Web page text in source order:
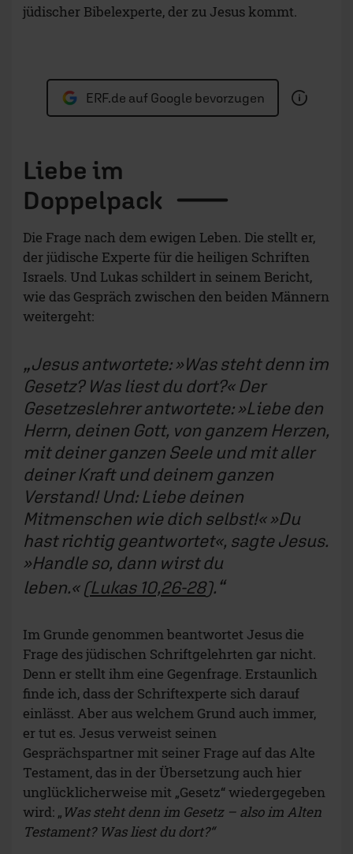
jüdischer Bibelexperte, der zu Jesus kommt.
ERF.de auf Google bevorzugen
Liebe im
Doppelpack
Die Frage nach dem ewigen Leben. Die stellt er,
der jüdische Experte für die heiligen Schriften
Israels. Und Lukas schildert in seinem Bericht,
wie das Gespräch zwischen den beiden Männern
weitergeht:
Jesus antwortete: »Was steht denn im
Gesetz? Was liest du dort?« Der
Gesetzeslehrer antwortete: »Liebe den
Herrn, deinen Gott, von ganzem Herzen,
mit deiner ganzen Seele und mit aller
deiner Kraft und deinem ganzen
Verstand! Und: Liebe deinen
Mitmenschen wie dich selbst!« »Du
hast richtig geantwortet«, sagte Jesus.
»Handle so, dann wirst du
leben.«(Lukas 10,26-28).
Im Grunde genommen beantwortet Jesus die
Frage des jüdischen Schriftgelehrten gar nicht.
Denn er stellt ihm eine Gegenfrage. Erstaunlich
finde ich, dass der Schriftexperte sich darauf
einlässt. Aber aus welchem Grund auch immer,
er tut es. Jesus verweist seinen
Gesprächspartner mit seiner Frage auf das Alte
Testament, das in der Übersetzung auch hier
unglücklicherweise mit „Gesetz“ wiedergegeben
wird: „Was steht denn im Gesetz – also im Alten
Testament? Was liest du dort?“